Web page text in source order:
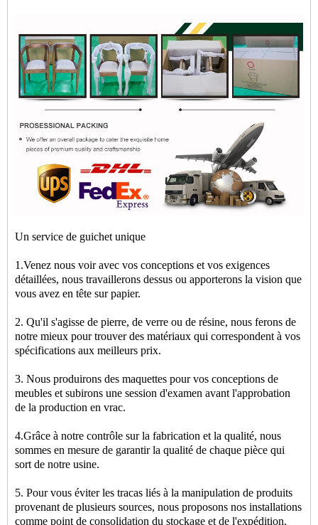
Un service de guichet unique
1.Venez nous voir avec vos conceptions et vos exigences
détaillées, nous travaillerons dessus ou apporterons la vision que
vous avez en tête sur papier.
2. Qu'il s'agisse de pierre, de verre ou de résine, nous ferons de
notre mieux pour trouver des matériaux qui correspondent à vos
spécifications aux meilleurs prix.
3. Nous produirons des maquettes pour vos conceptions de
meubles et subirons une session d'examen avant l'approbation
de la production en vrac.
4.Grâce à notre contrôle sur la fabrication et la qualité, nous
sommes en mesure de garantir la qualité de chaque pièce qui
sort de notre usine.
5. Pour vous éviter les tracas liés à la manipulation de produits
provenant de plusieurs sources, nous proposons nos installations
comme point de consolidation du stockage et de l'expédition.